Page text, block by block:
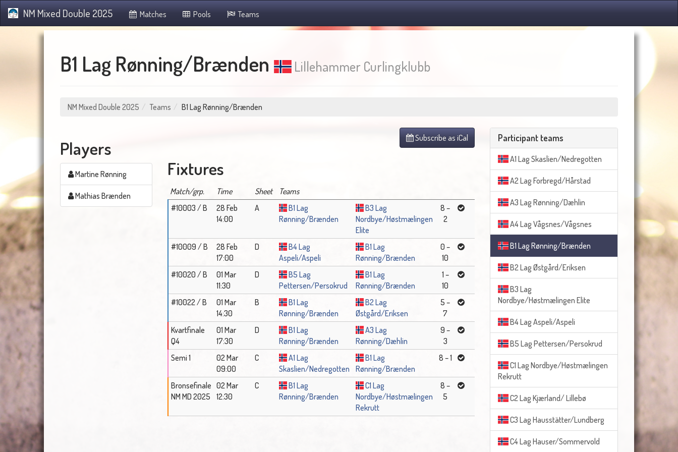
NM Mixed Double 2025 Matches Pools Teams
B1 Lag Rønning/Brænden Lillehammer Curlingklubb
NM Mixed Double 2025 Teams B1 Lag Rønning/Brænden
Players
Martine Rønning
Mathias Brænden
Subscribe as iCal
Fixtures
Match/grp. Time Sheet
Teams
#10003 / B
28 Feb
14:00
A
B1 Lag
Rønning/Brænden
B3 Lag
Nordbye/Høstmælingen
Elite
8 –
2
#10009 / B
28 Feb
17:00
D
B4 Lag
Aspeli/Aspeli
B1 Lag
Rønning/Brænden
0 –
10
#10020 / B
01 Mar
11:30
D
B5 Lag
Pettersen/Persokrud
B1 Lag
Rønning/Brænden
1 –
10
#10022 / B
01 Mar
14:30
B
B1 Lag
Rønning/Brænden
B2 Lag
Østgård/Eriksen
5 –
7
Kvartfinale
Q4
01 Mar
17:30
D
B1 Lag
Rønning/Brænden
A3 Lag
Rønning/Dæhlin
9 –
3
Semi 1
02 Mar
09:00
C
A1 Lag
Skaslien/Nedregotten
B1 Lag
Rønning/Brænden
8 – 1
Bronsefinale
NM MD 2025
02 Mar
12:30
C
B1 Lag
Rønning/Brænden
C1 Lag
Nordbye/Høstmælingen
Rekrutt
8 –
5
Participant teams
A1 Lag Skaslien/Nedregotten
A2 Lag Forbregd/Hårstad
A3 Lag Rønning/Dæhlin
A4 Lag Vågsnes/Vågsnes
B1 Lag Rønning/Brænden
B2 Lag Østgård/Eriksen
B3 Lag
Nordbye/Høstmælingen Elite
B4 Lag Aspeli/Aspeli
B5 Lag Pettersen/Persokrud
C1 Lag Nordbye/Høstmælingen
Rekrutt
C2 Lag Kjærland/ Lillebø
C3 Lag Hausstätter/Lundberg
C4 Lag Hauser/Sommervold